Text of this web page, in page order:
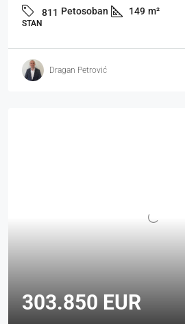
811 Petosoban 149 m²
STAN
Dragan Petrović
303.850 EUR